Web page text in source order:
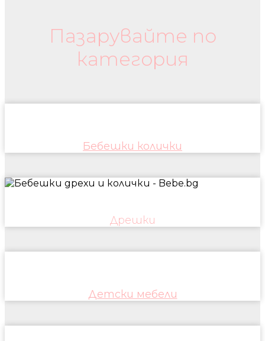
Пазарувайте по
категория
Бебешки колички
Дрешки
Детски мебели